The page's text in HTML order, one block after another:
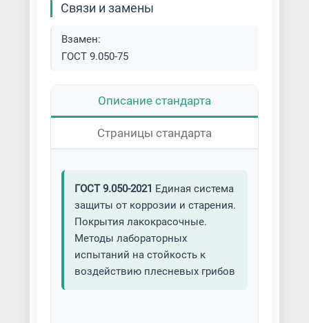
изделий
Порошковая покраска
крупногабаритных
Порошковая покраска листов
Порошковая покраска мелких
Порошковая покраска металла
Порошковая покраска
металлической мебели
Порошковая покраска металлов
Связи и замены
Взамен:
ГОСТ 9.050-75
Описание стандарта
Страницы стандарта
ГОСТ 9.050-2021 Единая система
защиты от коррозии и старения.
Покрытия лакокрасочные.
Методы лабораторных
испытаний на стойкость к
воздействию плесневых грибов